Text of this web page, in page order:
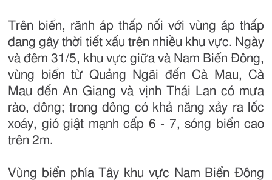
Trên biển, rãnh áp thấp nối với vùng áp thấp
đang gây thời tiết xấu trên nhiều khu vực. Ngày
và đêm 31/5, khu vực giữa và Nam Biển Đông,
vùng biển từ Quảng Ngãi đến Cà Mau, Cà
Mau đến An Giang và vịnh Thái Lan có mưa
rào, dông; trong dông có khả năng xảy ra lốc
xoáy, gió giật mạnh cấp 6 - 7, sóng biển cao
trên 2m.
Vùng biển phía Tây khu vực Nam Biển Đông